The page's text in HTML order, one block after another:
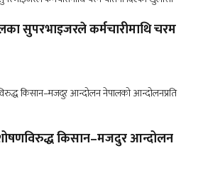
सुपरभाइजरले कर्मचारीमाथि चरम
शोषणविरुद्ध किसान–मजदुर आन्दोलन